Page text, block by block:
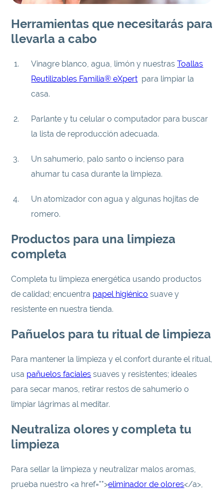
Herramientas que necesitarás para
llevarla a cabo
Vinagre blanco, agua, limón y nuestrasToallas
Reutilizables Familia® eXpert para limpiar la
casa.
Parlante y tu celular o computador para buscar
la lista de reproducción adecuada.
Un sahumerio, palo santo o incienso para
ahumar tu casa durante la limpieza.
Un atomizador con agua y algunas hojitas de
romero.
Productos para una limpieza
completa
Completa tu limpieza energética usando productos
de calidad; encuentra papel higiénico suave y
resistente en nuestra tienda.
Pañuelos para tu ritual de limpieza
Para mantener la limpieza y el confort durante el ritual,
usa pañuelos faciales suaves y resistentes; ideales
para secar manos, retirar restos de sahumerio o
limpiar lágrimas al meditar.
Neutraliza olores y completa tu
limpieza
Para sellar la limpieza y neutralizar malos aromas,
prueba nuestro <a href="">eliminador de olores</a>,